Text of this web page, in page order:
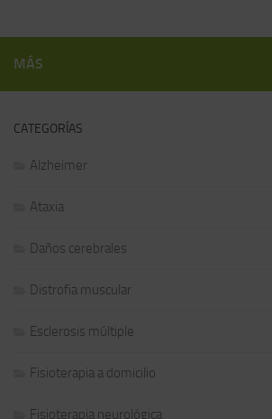
MÁS
CATEGORÍAS
Alzheimer
Ataxia
Daños cerebrales
Distrofia muscular
Esclerosis múltiple
Fisioterapia a domicilio
Fisioterapia neurológica